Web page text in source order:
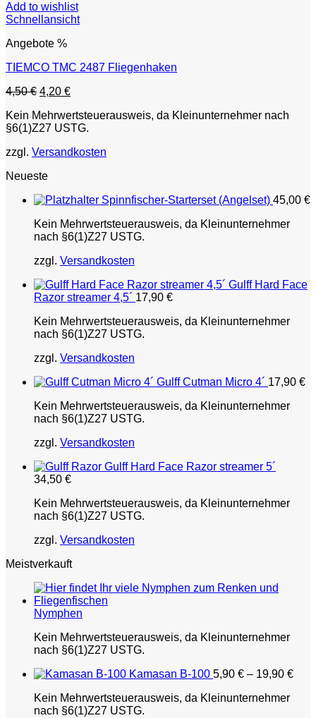
Add to wishlist
Schnellansicht
Angebote %
TIEMCO TMC 2487 Fliegenhaken
4,50€ Ursprünglicher
war:
4,50 €
4,20 €Aktueller
ist:
4,20 €.
Kein Mehrwertsteuerausweis, da Kleinunternehmer nach
§6(1)Z27 USTG.
zzgl. Versandkosten
Neueste
Spinnfischer-Starterset (Angelset) 45,00 €
Kein Mehrwertsteuerausweis, da Kleinunternehmer
nach §6(1)Z27 USTG.
zzgl. Versandkosten
Gulff Hard Face
Razor streamer 4,5´ 17,90 €
Kein Mehrwertsteuerausweis, da Kleinunternehmer
nach §6(1)Z27 USTG.
zzgl. Versandkosten
Gulff Cutman Micro 4´ 17,90 €
Kein Mehrwertsteuerausweis, da Kleinunternehmer
nach §6(1)Z27 USTG.
zzgl. Versandkosten
Gulff Hard Face Razor streamer 5´
34,50 €
Kein Mehrwertsteuerausweis, da Kleinunternehmer
nach §6(1)Z27 USTG.
zzgl. Versandkosten
Meistverkauft
Nymphen
Kein Mehrwertsteuerausweis, da Kleinunternehmer
nach §6(1)Z27 USTG.
Kamasan B-100 5,90 € – 19,90 €
Kein Mehrwertsteuerausweis, da Kleinunternehmer
nach §6(1)Z27 USTG.